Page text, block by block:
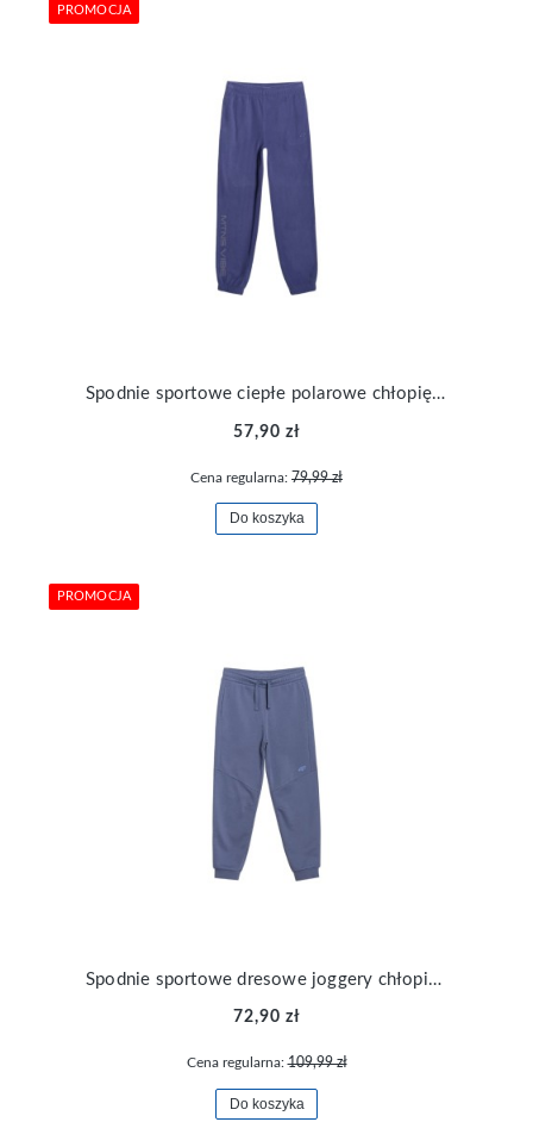
Spodnie sportowe ciepłe polarowe chłopięce 4F TTROM1254-31S
57,90 zł
Cena regularna: 79,99 zł
Do koszyka
PROMOCJA
Spodnie sportowe dresowe joggery chłopięce 4F TTROM1103-33S
72,90 zł
Cena regularna:109,99 zł
Do koszyka
PROMOCJA